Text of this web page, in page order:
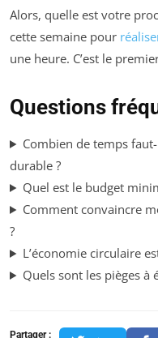
Alors, quelle est votre
cette semaine pour
une heure. C’est le
Questions
Combien de temps
durable ?
Quel est le budget
Comment convaincre
?
L’économie circulaire
Quels sont les pièges à
Partager :